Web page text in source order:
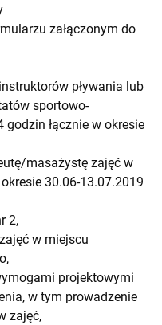
załączonym do
pływania lub
sportowo-
łącznie w okresie
masażystę zajęć w
30.06-13.07.2019
2,
w miejscu
projektowymi
w tym prowadzenie
zajęć,